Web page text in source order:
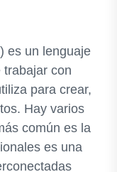
es un lenguaje
con
para crear,
Hay varios
común es la
es una